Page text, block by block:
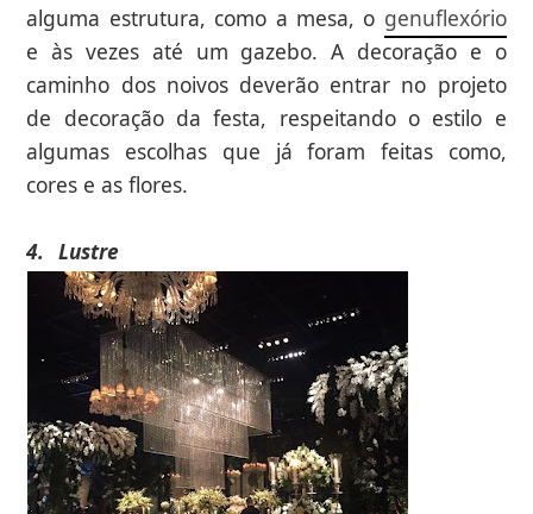
alguma estrutura, como a mesa, o genuflexório
e às vezes até um gazebo. A decoração e o
caminho dos noivos deverão entrar no projeto
de decoração da festa, respeitando o estilo e
algumas escolhas que já foram feitas como,
cores e as flores.
4. Lustre